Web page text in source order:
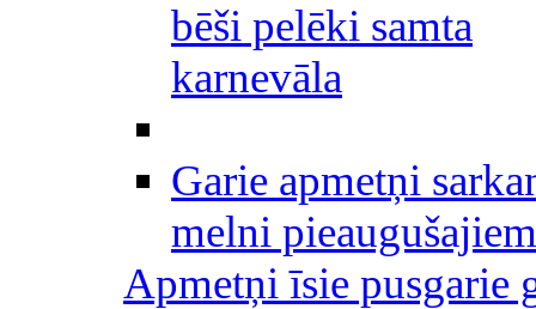
bēši pelēki samta
karnevāla
Garie apmetņi
melni pieaugušajiem
Apmetņi īsie pusgarie